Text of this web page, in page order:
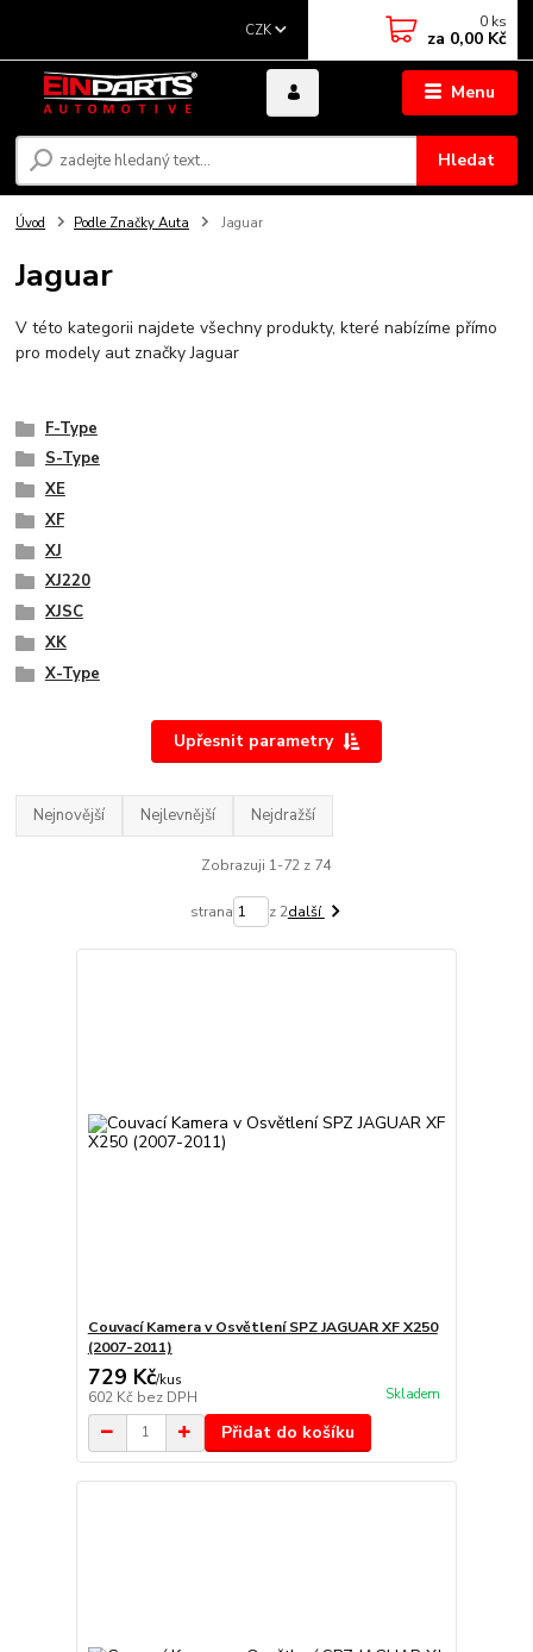
Menu
CZK
Hledat
0 ks
za 0,00 Kč
Úvod Podle Značky Auta Jaguar
Jaguar
V této kategorii najdete všechny produkty, které nabízíme přímo
pro modely aut značky Jaguar
F-Type
S-Type
XE
XF
XJ
XJ220
XJSC
XK
X-Type
Upřesnit parametry
Nejnovější Nejlevnější Nejdražší
Zobrazuji 1-72 z 74
strana z 2další
Couvací Kamera v Osvětlení SPZ JAGUAR XF X250
(2007-2011)
729 Kč/kus
602 Kč bez DPH Skladem
Přidat do košíku